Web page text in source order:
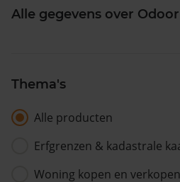
Alle gegevens over
Thema's
Alle producten
Erfgrenzen & kadastrale
Woning kopen en verkopen